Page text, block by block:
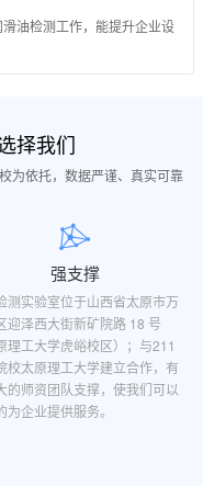
油检测工作，能提升企业设
择我们
为依托，数据严谨、真实可靠
强支撑
测实验室位于山西省太原市万
迎泽西大街新矿院路 18 号
理工大学虎峪校区）；与211
校太原理工大学建立合作，有
的师资团队支撑，使我们可以
为企业提供服务。